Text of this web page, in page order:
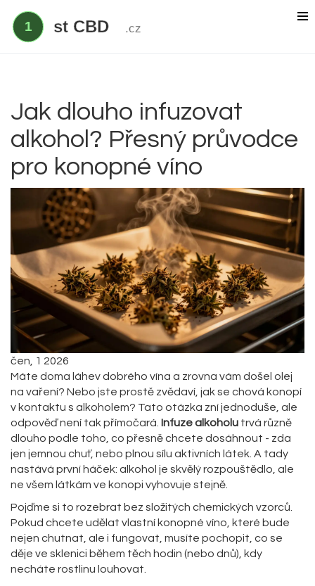
CBD účinek
Everclear
Jak dlouho infuzovat
alkohol? Přesný průvodce
pro konopné víno
čen, 1 2026
Máte doma láhev dobrého vína a zrovna vám došel olej
na vaření? Nebo jste prostě zvědaví, jak se chová konopí
v kontaktu s alkoholem? Tato otázka zní jednoduše, ale
odpověď není tak přímočará. Infuze alkoholu trvá různě
dlouho podle toho, co přesně chcete dosáhnout - zda
jen jemnou chuť, nebo plnou sílu aktivních látek. A tady
nastává první háček: alkohol je skvělý rozpouštědlo, ale
ne všem látkám ve konopi vyhovuje stejně.
Pojďme si to rozebrat bez složitých chemických vzorců.
Pokud chcete udělat vlastní konopné víno , které bude
nejen chutnat, ale i fungovat, musíte pochopit, co se
děje ve sklenici během těch hodin (nebo dnů), kdy
necháte rostlinu louhovat.